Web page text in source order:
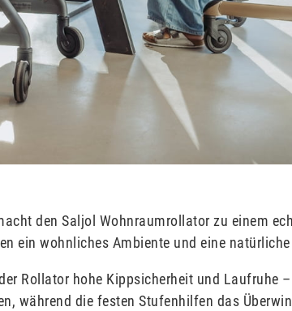
den Saljol Wohnraumrollator zu einem
ein wohnliches Ambiente und eine
Rollator hohe Kippsicherheit und Laufruhe
während die festen Stufenhilfen das